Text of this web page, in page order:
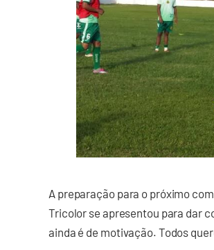
A preparação para o próximo
Tricolor se apresentou para dar
ainda é de motivação. Todos